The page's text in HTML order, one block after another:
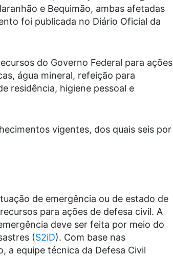
e Bequimão, ambas afetadas
foi publicada no Diário Oficial da
do Governo Federal para ações
água mineral, refeição para
residência, higiene pessoal e
vigentes, dos quais seis por
de emergência ou de estado de
para ações de defesa civil. A
deve ser feita por meio do
(S2iD). Com base nas
a equipe técnica da Defesa Civil